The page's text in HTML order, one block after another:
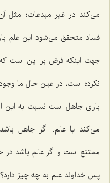
مى‌كند در غیر مبدعات؛ مثل
فساد متحقق مى‌شود این علم
جهت اینكه فرض بر این است
نكرده است، در عین حال ما
بارى جاهل است نسبت به این
مى‌كند یا عالم. اگر جاهل
ممتنع است و اگر عالم باشد در
پس خداوند علم به چه چیز دارد؟